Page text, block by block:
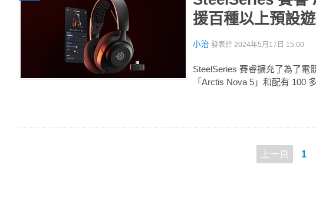
援百種以上預設
小治 發表於 2024年5月17日 15:00
SteelSeries 賽睿擴充了為了電
「Arctis Nova 5」和配有 100
上一頁 1